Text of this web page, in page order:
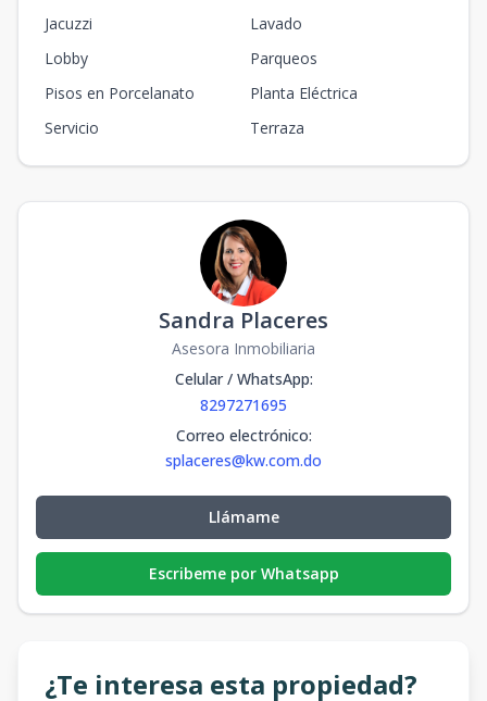
Jacuzzi
Lavado
Lobby
Parqueos
Pisos en Porcelanato
Planta Eléctrica
Servicio
Terraza
Sandra Placeres
Asesora Inmobiliaria
Celular / WhatsApp:
8297271695
Correo electrónico:
splaceres@kw.com.do
Llámame
Escribeme por Whatsapp
¿Te interesa esta propiedad?